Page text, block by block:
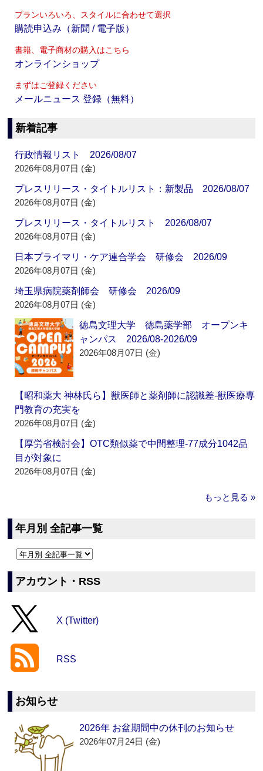
プランいろいろ、スタイルに合わせて選択
購読申込み（新聞 / 電子版）
書籍、電子商材の購入はこちら
オンラインショップ
まずはご登録ください
メールニュース 登録（無料）
新着記事
行政情報リスト 2026/08/07
2026年08月07日 (金)
プレスリリース・タイトルリスト：新製品 2026/08/07
2026年08月07日 (金)
プレスリリース・タイトルリスト 2026/08/07
2026年08月07日 (金)
日本プライマリ・ケア連合学会 研修会 2026/09
2026年08月07日 (金)
埼玉県病院薬剤師会 研修会 2026/09
2026年08月07日 (金)
徳島文理大学 徳島薬学部 オープンキ
ャンパス 2026/08-2026/09
2026年08月07日 (金)
【昭和薬大 神林氏ら】獣医師と薬剤師に認識差‐獣医療専
門教育の充実を
2026年08月07日 (金)
【厚労省検討会】OTC類似薬で中間整理‐77成分1042品
目が対象に
2026年08月07日 (金)
もっと見る »
年月別 全記事一覧
アカウント・RSS
X (Twitter)
RSS
お知らせ
2026年 お盆期間中の休刊のお知らせ
2026年07月24日 (金)